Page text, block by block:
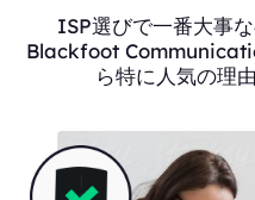
ISP選びで一番大事
Blackfoot
ら特に人気の理